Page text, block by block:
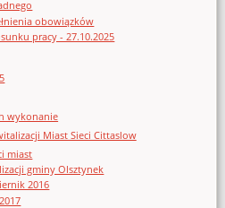
obowiązków
pracy - 27.10.2025
wykonanie
Miast Sieci Cittaslow
miast
gminy Olsztynek
2016